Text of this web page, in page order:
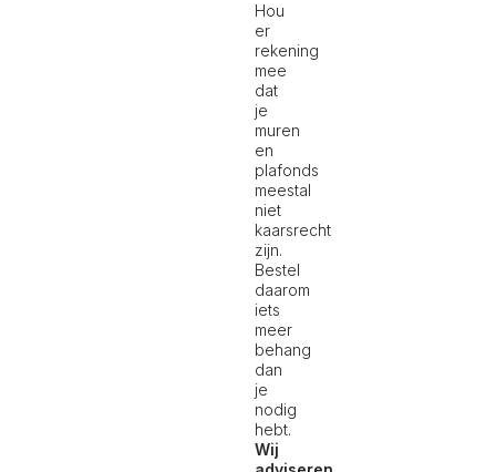
Hou
er
rekening
mee
dat
je
muren
en
plafonds
meestal
niet
kaarsrecht
zijn.
Bestel
daarom
iets
meer
behang
dan
je
nodig
hebt.
Wij